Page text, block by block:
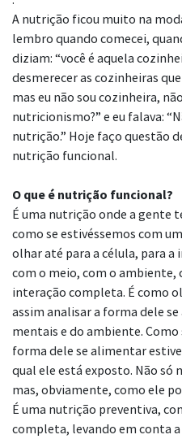
A nutrição ficou muito na
lembro quando comecei,
diziam: “você é aquela
desmerecer as cozinheiras
mas eu não sou cozinheira,
nutricionismo?” e eu falava:
nutrição.” Hoje faço questão
nutrição funcional.
O que é nutrição funcional?
É uma nutrição onde a gente
como se estivéssemos com
olhar até para a célula, para
com o meio, com o ambiente,
interação completa. É como
assim analisar a forma dele
mentais e do ambiente. Como
forma dele se alimentar
qual ele está exposto. Não só
mas, obviamente, como ele
É uma nutrição preventiva,
completa, levando em conta